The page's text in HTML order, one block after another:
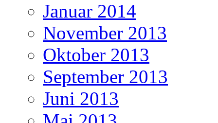
Januar 2014
November 2013
Oktober 2013
September 2013
Juni 2013